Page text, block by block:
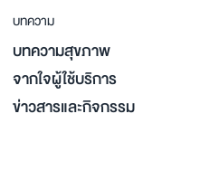
บทความ
บทความสุขภาพ
จากใจผู้ใช้บริการ
ข่าวสารและกิจกรรม